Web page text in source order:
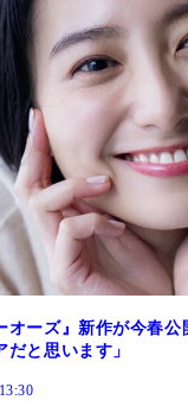
オーズ』新作が今春
だと思います」